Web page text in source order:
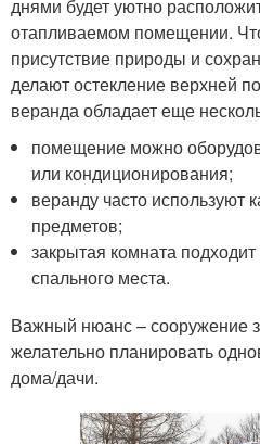
днями будет уютно
отапливаемом помещении.
присутствие природы и
делают остекление верхней
веранда обладает еще
помещение можно
или кондиционирования;
веранду часто используют
предметов;
закрытая комната
спального места.
Важный нюанс – сооружение
желательно планировать
дома/дачи.